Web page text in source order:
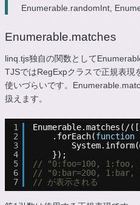
Enumerable.randomInt,
Enumerable.matches
linq.tjs独自の関数として
TJSではRegExpクラスで正規表現
使いづらいです。
扱えます。
1
2
3
4
5
6
7
Enumerable.matches(/
.forEach(function
});
// "0:foo=100, 1:foo,
// "0:bar=200, 1:bar,
// が表示される